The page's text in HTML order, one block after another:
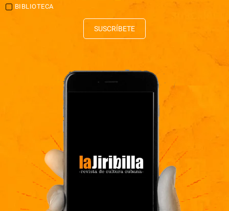
BIBLIOTECA
SUSCRÍBETE